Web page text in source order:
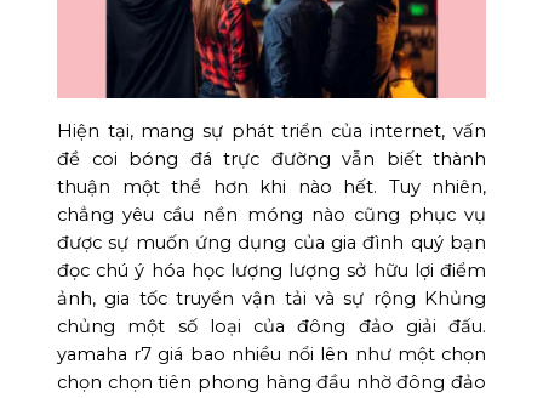
Hiện tại, mang sự phát triển của internet, vấn
đề coi bóng đá trực đường vẫn biết thành
thuận một thể hơn khi nào hết. Tuy nhiên,
chẳng yêu cầu nền móng nào cũng phục vụ
được sự muốn ứng dụng của gia đình quý bạn
đọc chú ý hóa học lượng lượng sở hữu lợi điểm
ảnh, gia tốc truyền vận tải và sự rộng Khủng
chủng một số loại của đông đảo giải đấu.
yamaha r7 giá bao nhiều nổi lên như một chọn
chọn chọn tiên phong hàng đầu nhờ đông đảo